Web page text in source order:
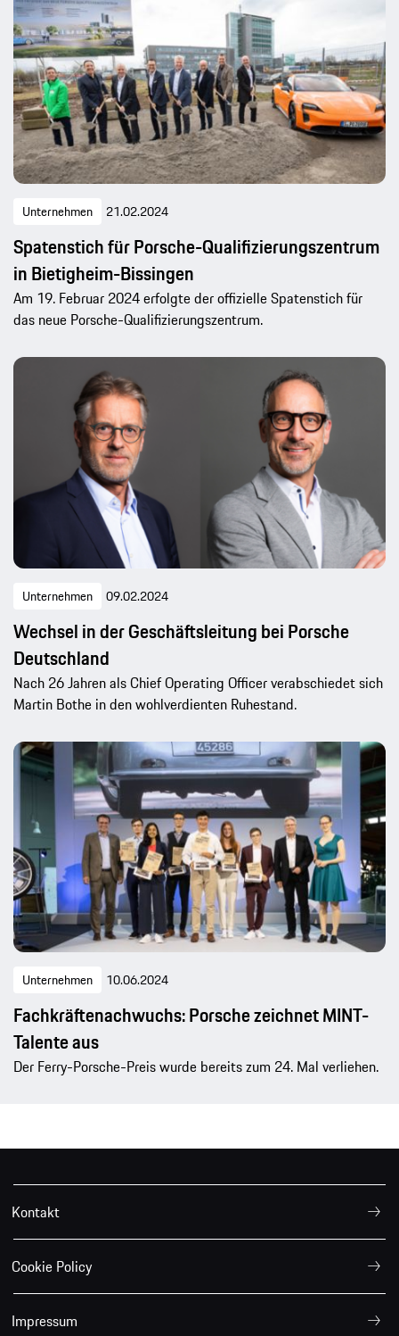
Unternehmen 21.02.2024
Spatenstich für Porsche-Qualifizierungszentrum
in Bietigheim-Bissingen
Am 19. Februar 2024 erfolgte der offizielle Spatenstich für
das neue Porsche-Qualifizierungszentrum.
Unternehmen 09.02.2024
Wechsel in der Geschäftsleitung bei Porsche
Deutschland
Nach 26 Jahren als Chief Operating Officer verabschiedet sich
Martin Bothe in den wohlverdienten Ruhestand.
Unternehmen 10.06.2024
Fachkräftenachwuchs: Porsche zeichnet MINT-
Talente aus
Der Ferry-Porsche-Preis wurde bereits zum 24. Mal verliehen.
Kontakt
Cookie Policy
Impressum